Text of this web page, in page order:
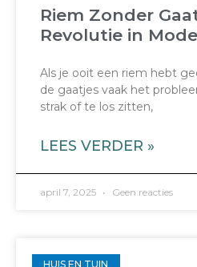
Riem Zonder
Revolutie in
Als je ooit een riem hebt
de gaatjes vaak het
strak of te los zitten,
LEES VERDER »
april 7, 2025 Geen reacties
HUIS EN TUIN